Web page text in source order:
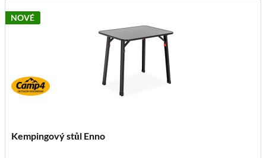
NOVÉ
Kempingový stůl Enno